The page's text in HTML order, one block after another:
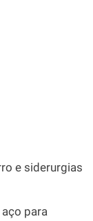
e siderurgias
para